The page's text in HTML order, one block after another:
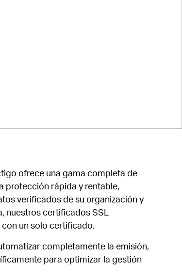
ofrece una gama completa de
protección rápida y rentable,
verificados de su organización y
nuestros certificados SSL
un solo certificado.
completamente la emisión,
para optimizar la gestión